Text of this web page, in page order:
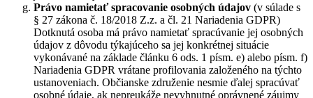
Právo namietať spracovanie osobných údajov (v súlade s
§ 27 zákona č. 18/2018 Z.z. a čl. 21 Nariadenia GDPR)
Dotknutá osoba má právo namietať spracúvanie jej osobných
údajov z dôvodu týkajúceho sa jej konkrétnej situácie
vykonávané na základe článku 6 ods. 1 písm. e) alebo písm. f)
Nariadenia GDPR vrátane profilovania založeného na týchto
ustanoveniach. Občianske združenie nesmie ďalej spracúvať
osobné údaje, ak nepreukáže nevyhnutné oprávnené záujmy